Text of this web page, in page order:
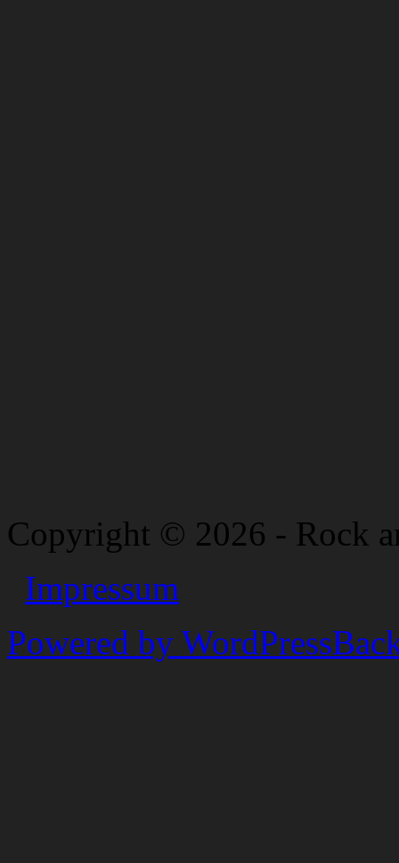
Copyright © 2026 - Rock
Impressum
Powered by WordPress